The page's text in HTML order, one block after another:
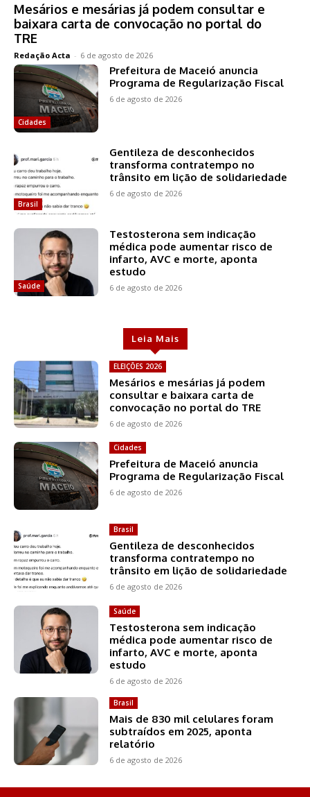
Mesários e mesárias já podem consultar e
baixara carta de convocação no portal do
TRE
Redação Acta - 6 de agosto de 2026
Cidades
Prefeitura de Maceió anuncia
Programa de Regularização Fiscal
6 de agosto de 2026
Brasil
Gentileza de desconhecidos
transforma contratempo no
trânsito em lição de solidariedade
6 de agosto de 2026
Saúde
Testosterona sem indicação
médica pode aumentar risco de
infarto, AVC e morte, aponta
estudo
6 de agosto de 2026
Leia Mais
ELEIÇÕES 2026
Mesários e mesárias já podem
consultar e baixara carta de
convocação no portal do TRE
6 de agosto de 2026
Cidades
Prefeitura de Maceió anuncia
Programa de Regularização Fiscal
6 de agosto de 2026
Brasil
Gentileza de desconhecidos
transforma contratempo no
trânsito em lição de solidariedade
6 de agosto de 2026
Saúde
Testosterona sem indicação
médica pode aumentar risco de
infarto, AVC e morte, aponta
estudo
6 de agosto de 2026
Brasil
Mais de 830 mil celulares foram
subtraídos em 2025, aponta
relatório
6 de agosto de 2026